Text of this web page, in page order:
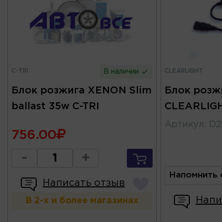
C-TRI В наличии
Блок розжига XENON Slim
ballast 35w C-TRI
756.00
- +
Написать отзыв
В 2-х и более магазинах
CLEARLIGHT
Блок
Артикул :
Напомнить